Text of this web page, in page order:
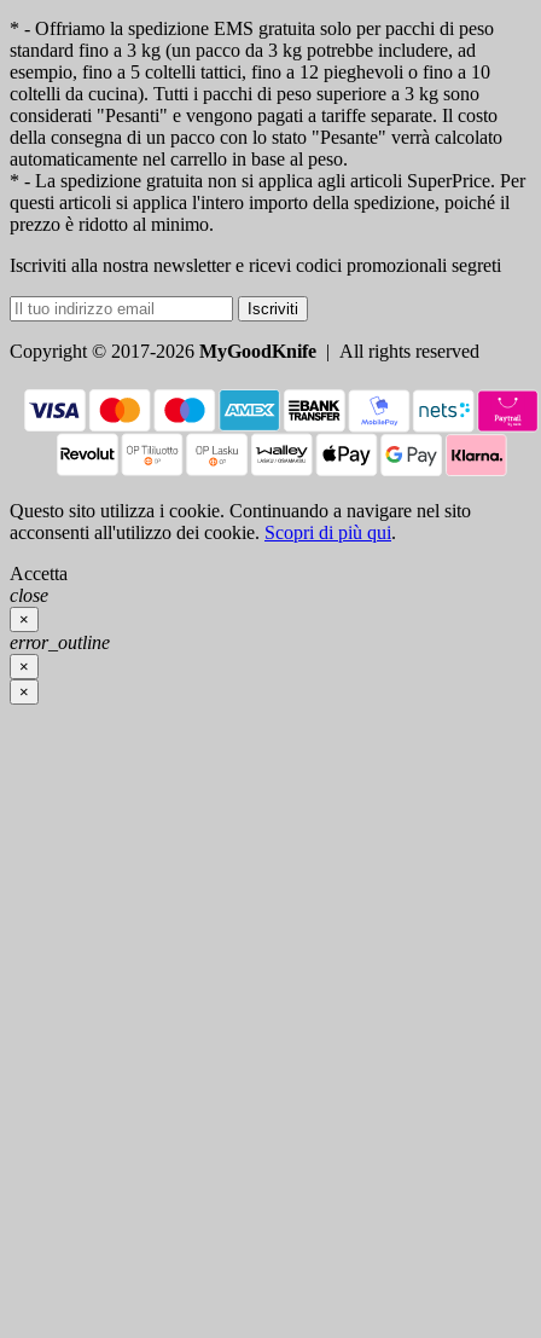
* - Offriamo la spedizione EMS gratuita solo per pacchi di peso
standard fino a 3 kg (un pacco da 3 kg potrebbe includere, ad
esempio, fino a 5 coltelli tattici, fino a 12 pieghevoli o fino a 10
coltelli da cucina). Tutti i pacchi di peso superiore a 3 kg sono
considerati "Pesanti" e vengono pagati a tariffe separate. Il costo
della consegna di un pacco con lo stato "Pesante" verrà calcolato
automaticamente nel carrello in base al peso.
* - La spedizione gratuita non si applica agli articoli SuperPrice. Per
questi articoli si applica l'intero importo della spedizione, poiché il
prezzo è ridotto al minimo.
Iscriviti alla nostra newsletter e ricevi codici promozionali segreti
Iscriviti
Copyright © 2017-2026 MyGoodKnife | All rights reserved
Questo sito utilizza i cookie. Continuando a navigare nel sito
acconsenti all'utilizzo dei cookie. Scopri di più qui.
Accetta
close
×
error_outline
×
×